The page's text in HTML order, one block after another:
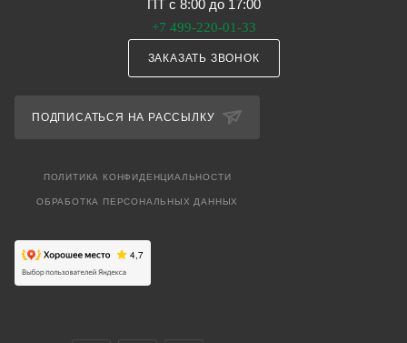
ПТ с 8:00 до 17:00
+7 499-220-01-33
ЗАКАЗАТЬ ЗВОНОК
ПОДПИСАТЬСЯ НА РАССЫЛКУ
ПОЛИТИКА КОНФИДЕНЦИАЛЬНОСТИ
ОБРАБОТКА ПЕРСОНАЛЬНЫХ ДАННЫХ